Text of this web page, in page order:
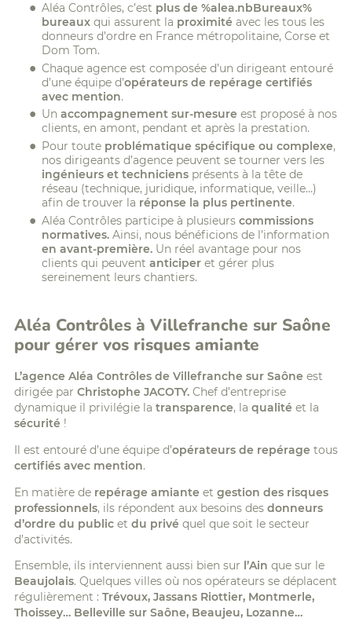
Aléa Contrôles, c’est plus de %alea.nbBureaux%
bureaux qui assurent la proximité avec les tous les
donneurs d’ordre en France métropolitaine, Corse et
Dom Tom.
Chaque agence est composée d’un dirigeant entouré
d’une équipe d’opérateurs de repérage certifiés
avec mention.
Un accompagnement sur-mesure est proposé à nos
clients, en amont, pendant et après la prestation.
Pour toute problématique spécifique ou complexe,
nos dirigeants d’agence peuvent se tourner vers les
ingénieurs et techniciens présents à la tête de
réseau (technique, juridique, informatique, veille…)
afin de trouver la réponse la plus pertinente.
Aléa Contrôles participe à plusieurs commissions
normatives. Ainsi, nous bénéficions de l’information
en avant-première. Un réel avantage pour nos
clients qui peuvent anticiperet gérer plus
sereinement leurs chantiers.
Aléa Contrôles à Villefranche sur Saône
pour gérer vos risques amiante
L’agence Aléa Contrôles de Villefranche sur Saône est
dirigée par Christophe JACOTY. Chef d’entreprise
dynamique il privilégie la transparence, la qualité et la
sécurité !
Il est entouré d’une équipe d’opérateurs de repérage tous
certifiés avec mention.
En matière de repérage amiante et gestion des risques
professionnels, ils répondent aux besoins des donneurs
d’ordre du public et du privé quel que soit le secteur
d’activités.
Ensemble, ils interviennent aussi bien sur l’Ain que sur le
Beaujolais. Quelques villes où nos opérateurs se déplacent
régulièrement : Trévoux, Jassans Riottier, Montmerle,
Thoissey… Belleville sur Saône, Beaujeu, Lozanne…